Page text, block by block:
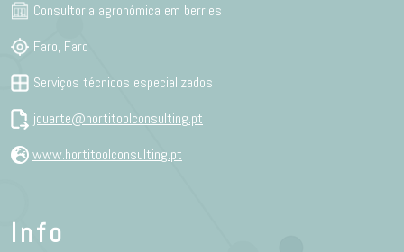
Consultoria agronómica em berries
Faro, Faro
Serviços técnicos especializados
jduarte@hortitoolconsulting.pt
www.hortitoolconsulting.pt
Info